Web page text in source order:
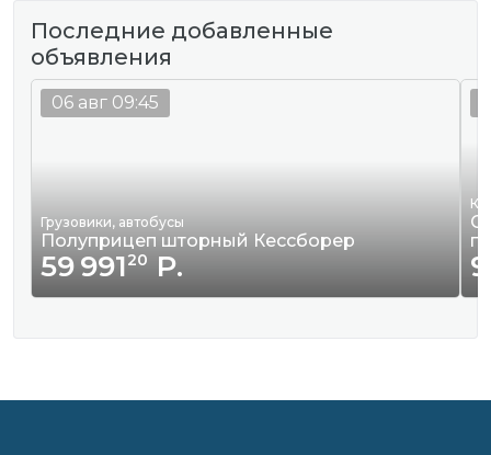
Последние добавленные
объявления
Грузовики, автобусы
Полуприцеп шторный Кессборер
59 99120 Р.
06 авг 09:45